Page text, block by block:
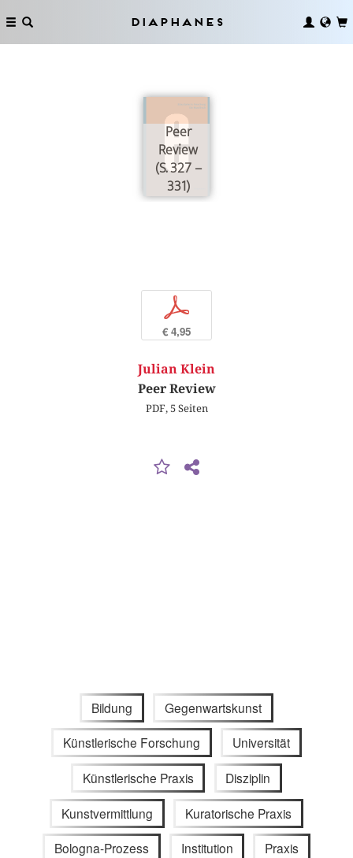
Diaphanes
Peer
Review
(S. 327 –
331)
p
€ 4,95
Julian Klein
Peer Review
PDF, 5 Seiten
Bildung Gegenwartskunst
Künstlerische Forschung Universität
Künstlerische Praxis Disziplin
Kunstvermittlung Kuratorische Praxis
Bologna-Prozess Institution Praxis